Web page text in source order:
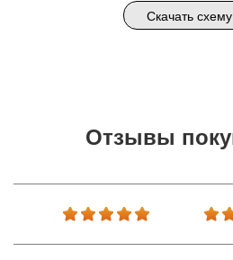
Скачать схему
Отзывы